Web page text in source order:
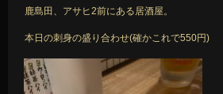
鹿島田、アサヒ2前にある居酒屋。
本日の刺身の盛り合わせ(確かこれで550円)